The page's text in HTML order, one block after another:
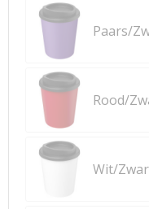
Paars/
Rood/
Wit/